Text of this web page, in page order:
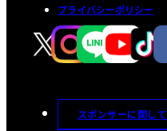
プライバシーポリシー
スポンサーに関し